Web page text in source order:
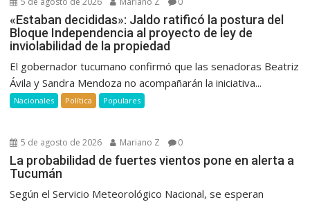
«Estaban decididas»: Jaldo ratificó la postura del
Bloque Independencia al proyecto de ley de
inviolabilidad de la propiedad
El gobernador tucumano confirmó que las senadoras Beatriz
Ávila y Sandra Mendoza no acompañarán la iniciativa...
Nacionales Política Populares
5 de agosto de 2026 Mariano Z 0
La probabilidad de fuertes vientos pone en alerta a
Tucumán
Según el Servicio Meteorológico Nacional, se esperan